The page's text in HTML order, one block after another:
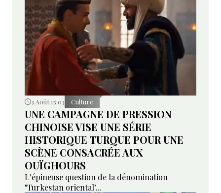
3 Août 15:03 Culture
UNE CAMPAGNE DE PRESSION
CHINOISE VISE UNE SÉRIE
HISTORIQUE TURQUE POUR UNE
SCÈNE CONSACRÉE AUX
OUÏGHOURS
L'épineuse question de la dénomination
"Turkestan oriental"...